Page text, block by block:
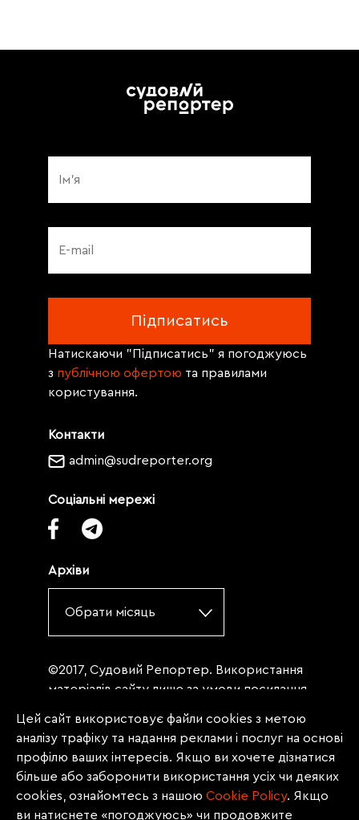
Контакти
admin@sudreporter.org
Соціальні мережі
Архіви
Обрати місяць
Натискаючи "Підписатись" я погоджуюсь
з публічною офертою та правилами
користування.
©2017, Судовий Репортер. Використання
матеріалів сайту лише за умови посилання
«Судовий репортер» не нижче третього
абзацу. Матеріали, щодо яких міститься
заборона на повну републікацію
(передрук, копіювання, відтворення або
інше використання), заборонено
Цей сайт використовує файли cookies з метою
аналізу трафіку та надання реклами і послуг на основі
профілю ваших інтересів. Якщо ви хочете дізнатися
більше або заборонити використання усіх чи деяких
cookies, ознайомтесь з нашою Сookie Policy. Якщо
ви натиснете «погоджуюсь» чи продовжите